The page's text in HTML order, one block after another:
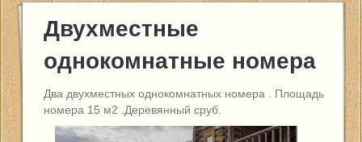
Цены и услуги
Новости
Фото
Двухместные
однокомнатные номера
Два двухместных однокомнатных номера . Площадь
номера 15 м2 .Деревянный сруб.